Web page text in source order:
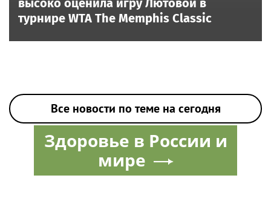
высоко оценила игру Лютовой в
турнире WTA The Memphis Classic
Все новости по теме на сегодня